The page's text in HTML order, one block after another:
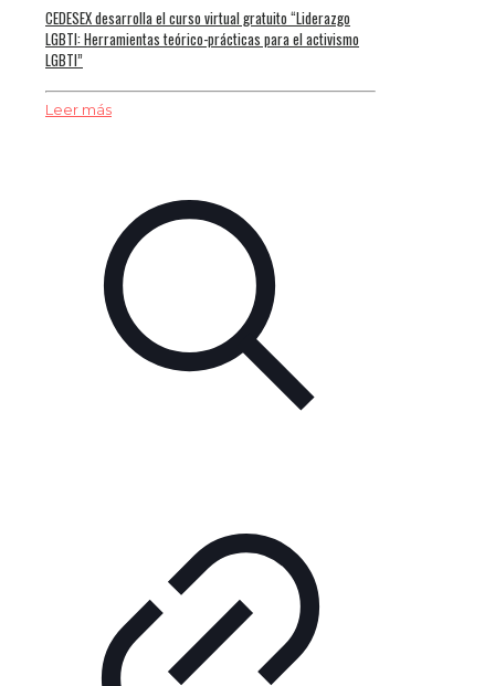
CEDESEX desarrolla el curso virtual gratuito “Liderazgo
LGBTI: Herramientas teórico-prácticas para el activismo
LGBTI”
Leer más